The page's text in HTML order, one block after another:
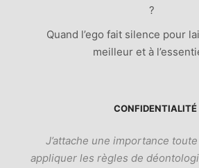
?
Quand l’ego fait silence pour
meilleur et à
CONFIDENTIALITÉ
J’attache une importance
appliquer les règles de